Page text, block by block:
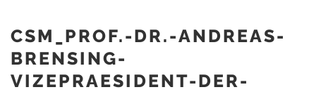
CSM_PROF.-DR.-ANDREAS-
BRENSING-
VIZEPRAESIDENT-DER-